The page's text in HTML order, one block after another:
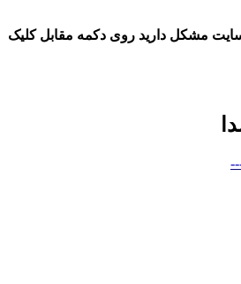
مشکل دارید روی دکمه مقابل کلیک